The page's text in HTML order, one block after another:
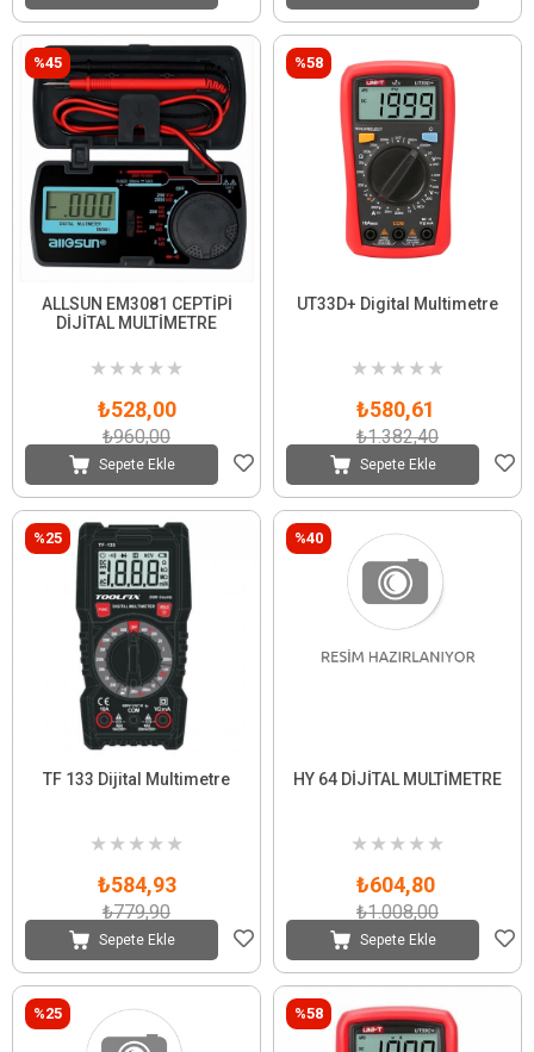
ALLSUN EM3081 CEPTİPİ
DİJİTAL MULTİMETRE
★ ★ ★ ★ ★
₺528,00
₺960,00
Sepete Ekle
%45
UT33D+ Digital Multimetre
★ ★ ★ ★ ★
₺580,61
₺1.382,40
Sepete Ekle
%58
TF 133 Dijital Multimetre
★ ★ ★ ★ ★
₺584,93
₺779,90
Sepete Ekle
%25
HY 64 DİJİTAL MULTİMETRE
★ ★ ★ ★ ★
₺604,80
₺1.008,00
Sepete Ekle
%40
%25 %58